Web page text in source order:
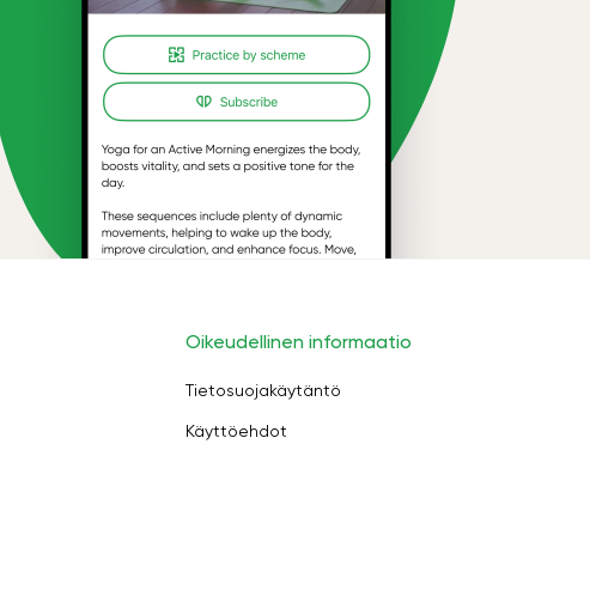
Oikeudellinen informaatio
Tietosuojakäytäntö
Käyttöehdot